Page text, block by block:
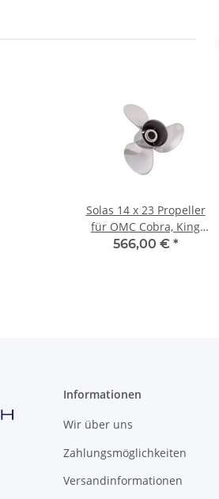
Solas 14 x 23 Propeller
für OMC Cobra, King
Cobra & Model 800 '78-
566,00 € *
Informationen
Wir über uns
Zahlungsmöglichkeiten
Versandinformationen